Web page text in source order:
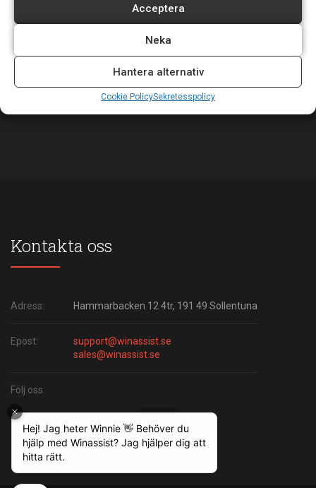
Acceptera
Neka
Hantera alternativ
Cookie PolicySekretesspolicy
Vi vill informera om våra avvikande öppettider denna
vecka: Torsdag 18 juni: Supporten stänger...
JUN
Först i Sverige med ASA-koppling för Mitsubishi. "För
oss är det viktigt att följa med i...
Kontakta oss
Adress: Hammarbacken 12 4tr, 191 49 Sollentuna
Epost:
support@winassist.se
sales@winassist.se
Följ oss: